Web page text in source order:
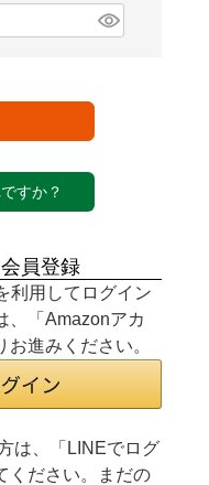
すか？
員登録
利用してログイン
、「Amazonアカ
進みください。
は、「LINEでログ
ください。まだの